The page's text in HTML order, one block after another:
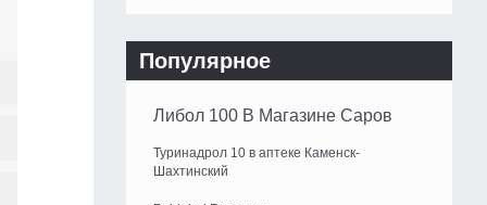
Популярное
Либол 100 В Магазине Саров
Туринадрол 10 в аптеке Каменск-
Шахтинский